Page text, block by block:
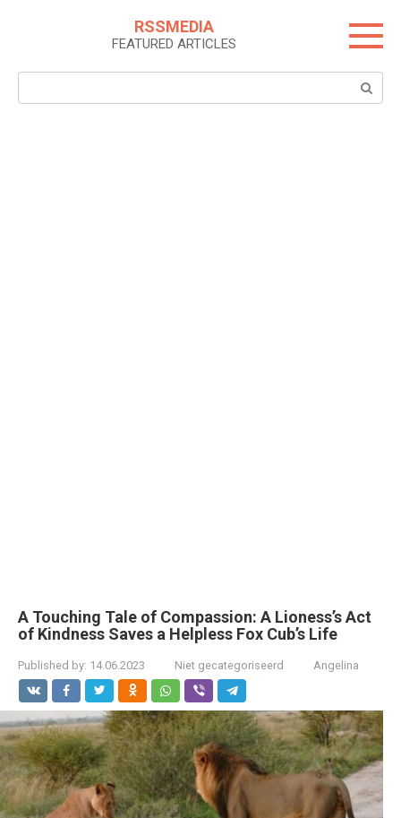
RSSMEDIA
FEATURED ARTICLES
Search:
A Touching Tale of Compassion: A Lioness’s Act
of Kindness Saves a Helpless Fox Cub’s Life
Published by: 14.06.2023 Niet gecategoriseerd Angelina